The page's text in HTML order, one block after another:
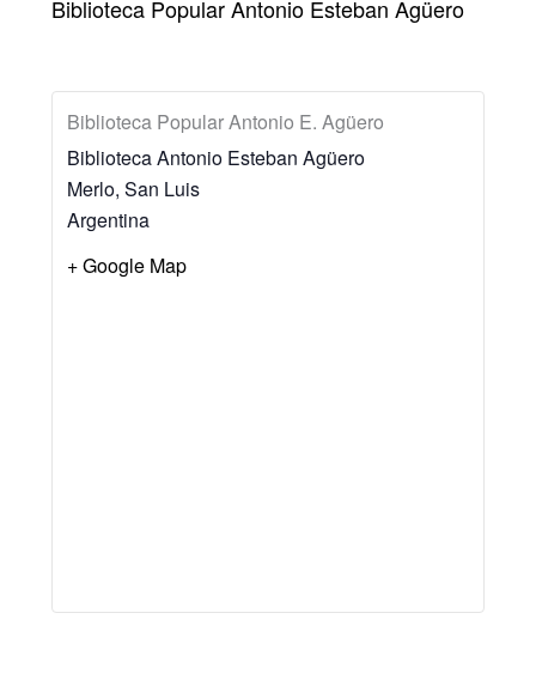
Biblioteca Popular Antonio Esteban Agüero
Biblioteca Popular Antonio E. Agüero
Biblioteca Antonio Esteban Agüero
Merlo, San Luis
Argentina
+ Google Map